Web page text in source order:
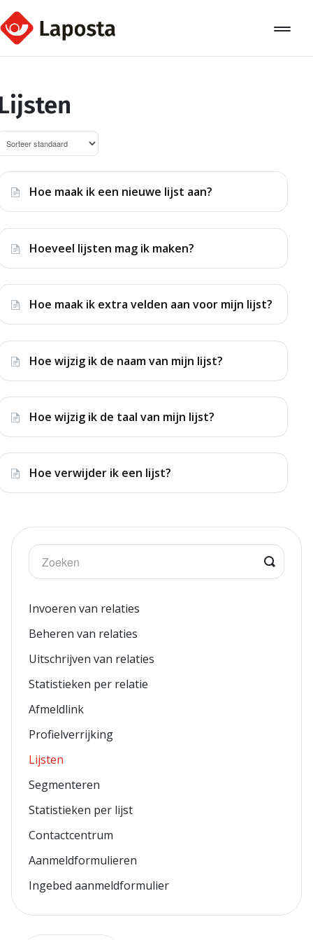
Toggle
Automation
Koppelingen
Hoe maak ik een nieuwe lijst aan?
Hoeveel lijsten mag ik maken?
Hoe maak ik extra velden aan voor mijn lijst?
Hoe wijzig ik de naam van mijn lijst?
Hoe wijzig ik de taal van mijn lijst?
Hoe verwijder ik een lijst?
Invoeren van relaties
Beheren van relaties
Uitschrijven van relaties
Statistieken per relatie
Afmeldlink
Profielverrijking
Lijsten
Segmenteren
Statistieken per lijst
Contactcentrum
Aanmeldformulieren
Ingebed aanmeldformulier